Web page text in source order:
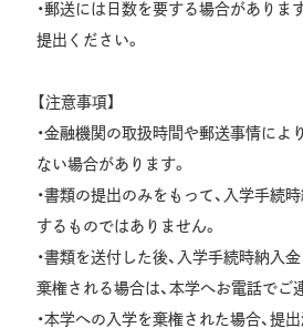
・郵送には日数を要する場合がありま
提出ください。
【注意事項】
・金融機関の取扱時間や郵送事情によ
ない場合があります。
・書類の提出のみをもって、入学手続
するものではありません。
・書類を送付した後、入学手続時納入
棄権される場合は、本学へお電話でご
・本学への入学を棄権された場合、提